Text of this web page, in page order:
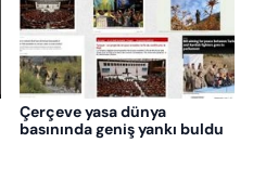
Çerçeve yasa dünya
basınında geniş yankı buldu